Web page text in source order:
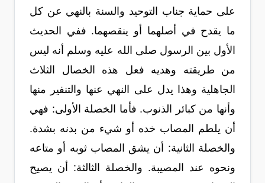
على حماية جناب التوحيد والسنة بالنهي عن كل
ما يقدح في أصلهما أو ينقصهما. ففي الحديث
الأول بين الرسول صلى الله عليه وسلم أنه ليس
من طريقته وهديه فعل هذه الخصال الثلاث
الجاهلية وهذا يدل على النهي عنها والتنفير منها
وأنها من كبائر الذنوب. فأما الخصلة الأولى: فهي
أن يلطم المصاب خده أو شيء من بدنه بشدة.
والخصلة الثانية: أن يشق المصاب ثوبه أو متاعه
ونحوه عند المصيبة. والخصلة الثالثة: أن يصيح